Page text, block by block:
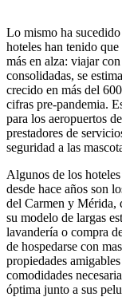
Lo mismo ha
hoteles han tenido
más en alza: viajar
consolidadas, se
crecido en más del
cifras pre-pandemia.
para los aeropuertos
prestadores de
seguridad a las
Algunos de los
desde hace años son
del Carmen y Mérida,
su modelo de largas
lavandería o compra
de hospedarse con
propiedades
comodidades
óptima junto a sus